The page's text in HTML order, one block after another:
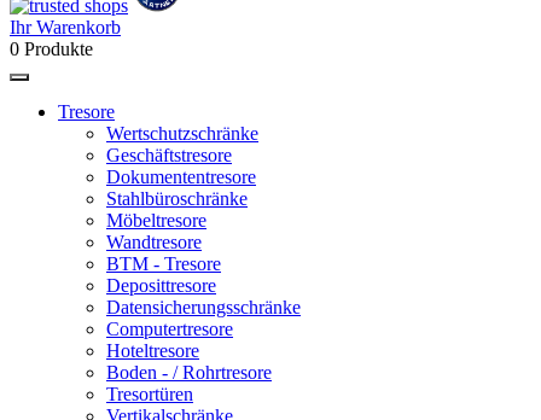
Ihr Warenkorb
0 Produkte
Tresore
Wertschutzschränke
Geschäftstresore
Dokumententresore
Stahlbüroschränke
Möbeltresore
Wandtresore
BTM - Tresore
Deposittresore
Datensicherungsschränke
Computertresore
Hoteltresore
Boden - / Rohrtresore
Tresortüren
Vertikalschränke